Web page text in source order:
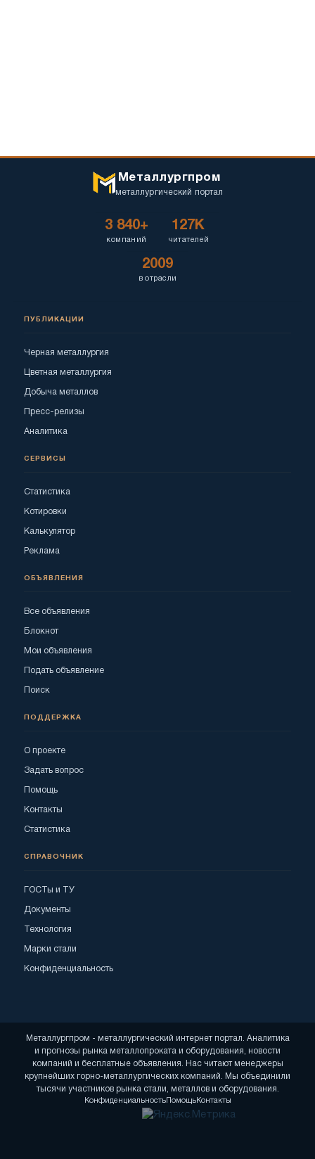
Металлургпром
металлургический портал
3 840+
компаний
127K
читателей
2009
в отрасли
ПУБЛИКАЦИИ
Черная металлургия
Цветная металлургия
Добыча металлов
Пресс-релизы
Аналитика
СЕРВИСЫ
Статистика
Котировки
Калькулятор
Реклама
ОБЪЯВЛЕНИЯ
Все объявления
Блокнот
Мои объявления
Подать объявление
Поиск
ПОДДЕРЖКА
О проекте
Задать вопрос
Помощь
Контакты
Статистика
СПРАВОЧНИК
ГОСТы и ТУ
Документы
Технология
Марки стали
Конфиденциальность
Металлургпром - металлургический интернет портал. Аналитика
и прогнозы рынка металлопроката и оборудования, новости
компаний и бесплатные объявления. Нас читают менеджеры
крупнейших горно-металлургических компаний. Мы объединили
тысячи участников рынка стали, металлов и оборудования.
КонфиденциальностьПомощьКонтакты